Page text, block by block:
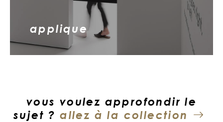
applique
vous voulez approfondir le
sujet ?allez à la collection